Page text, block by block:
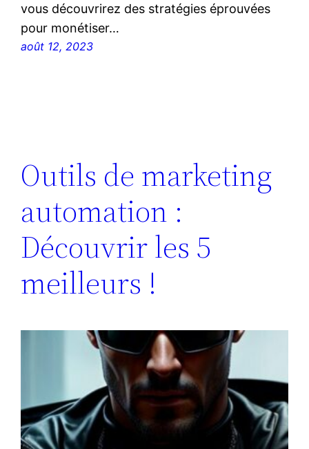
vous découvrirez des stratégies éprouvées
pour monétiser…
août 12, 2023
Outils de marketing
automation :
Découvrir les 5
meilleurs !